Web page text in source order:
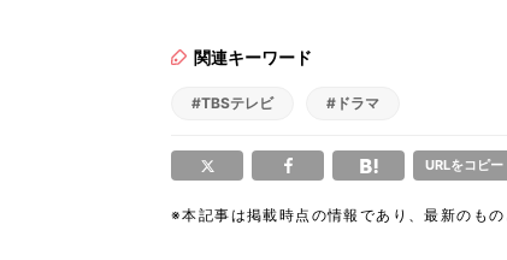
関連キーワード
#TBSテレビ #ドラマ
URLをコピー
※本記事は掲載時点の情報であり、最新のも